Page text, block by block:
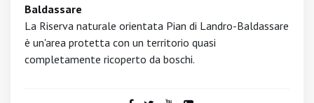
Baldassare
La Riserva naturale orientata Pian di Landro-Baldassare
è un'area protetta con un territorio quasi
completamente ricoperto da boschi.